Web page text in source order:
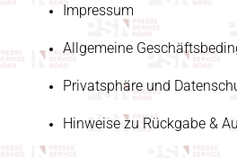
Impressum
Allgemeine
Privatsphäre und
Hinweise zu Rückgabe &